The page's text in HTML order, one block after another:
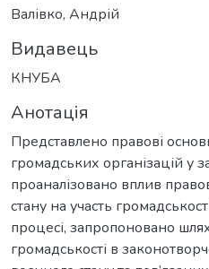
Валівко, Андрій
Видавець
КНУБА
Анотація
Представлено правові
громадських організацій у
проаналізовано вплив
стану на участь
процесі, запропоновано
громадськості в